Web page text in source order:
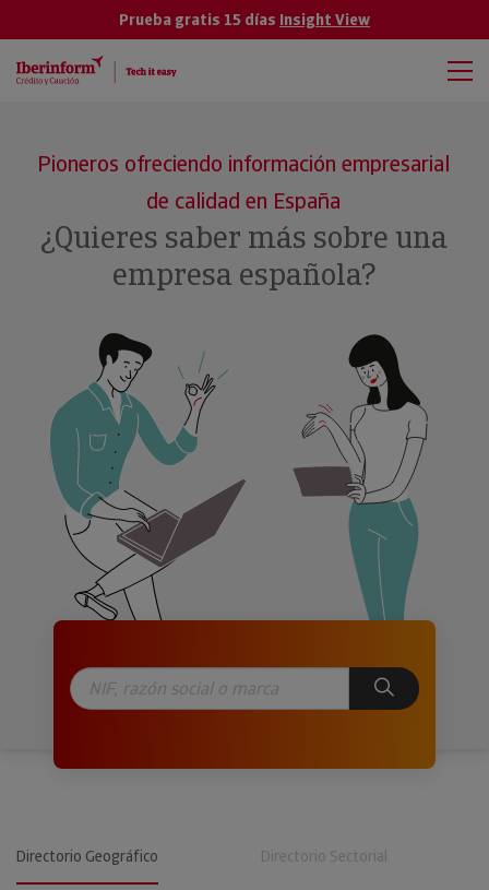
Prueba gratis 15 días Insight View
Pioneros ofreciendo información empresarial
de calidad en España
¿Quieres saber más sobre una
empresa española?
Directorio Geográfico Directorio Sectorial